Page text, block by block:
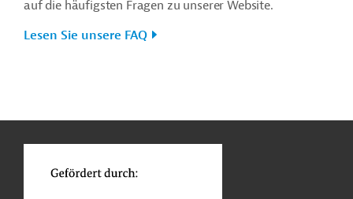
auf die häufigsten Fragen zu unserer Website.
Lesen Sie unsere FAQ